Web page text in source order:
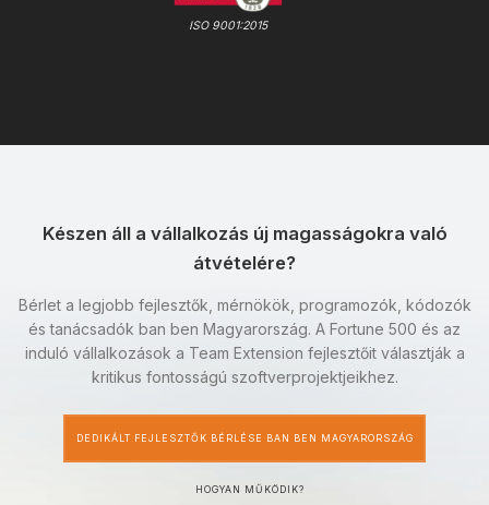
ISO 9001:2015
Készen áll a vállalkozás új magasságokra való
átvételére?
Bérlet a legjobb fejlesztők, mérnökök, programozók, kódozók
és tanácsadók ban ben Magyarország. A Fortune 500 és az
induló vállalkozások a Team Extension fejlesztőit választják a
kritikus fontosságú szoftverprojektjeikhez.
DEDIKÁLT FEJLESZTŐK BÉRLÉSE BAN BEN MAGYARORSZÁG
HOGYAN MŰKÖDIK?